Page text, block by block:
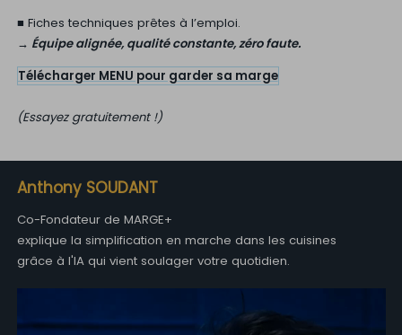
■ Fiches techniques prêtes à l’emploi.
→ Équipe alignée, qualité constante, zéro faute.
Télécharger MENU pour garder sa marge
(Essayez gratuitement !)
Anthony SOUDANT
Co-Fondateur de MARGE+
explique la simplification en marche dans les cuisines
grâce à l'IA qui vient soulager votre quotidien.